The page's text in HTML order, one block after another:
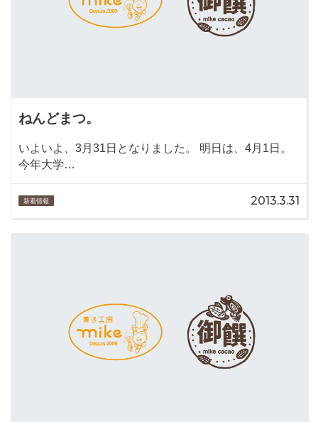
ねんどまつ。
いよいよ、3月31日となりました。 明日は、4月1日。
今年大学…
新着情報 2013.3.31